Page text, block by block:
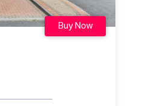
Buy Now